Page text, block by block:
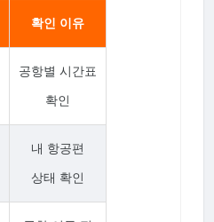
확인 이유
공항별 시간표
확인
내 항공편
상태 확인